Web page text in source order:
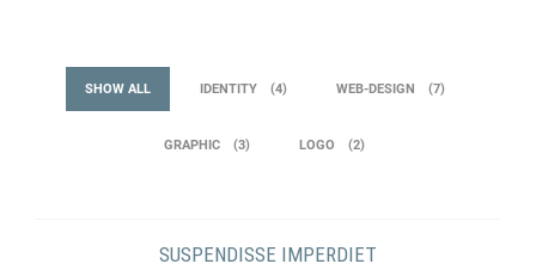
SHOW ALL IDENTITY 4 WEB-DESIGN 7
GRAPHIC 3 LOGO 2
SUSPENDISSE IMPERDIET